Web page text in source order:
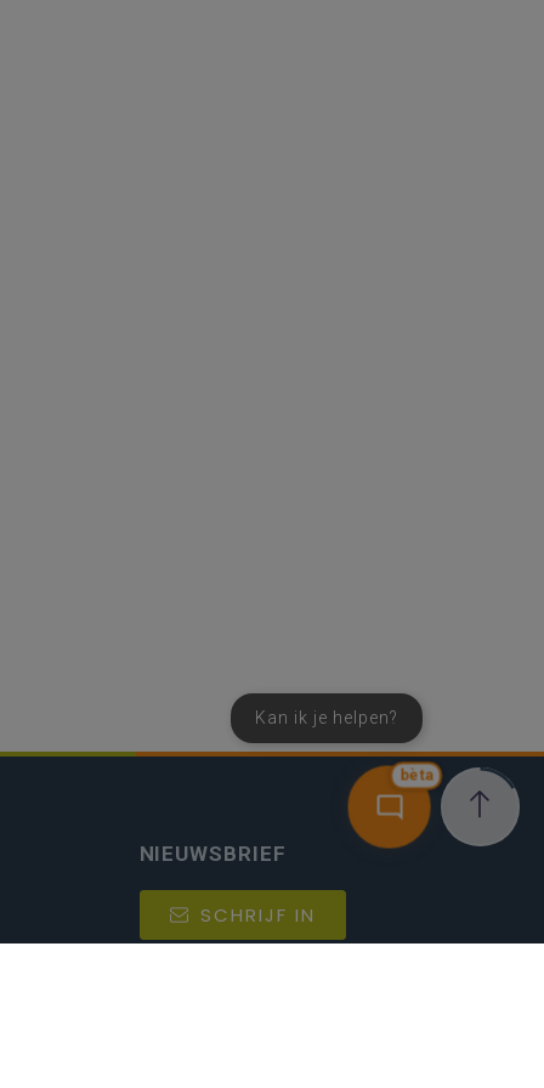
bèta
Kan ik je helpen?
NIEUWSBRIEF
SCHRIJF IN